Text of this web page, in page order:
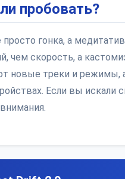
пробовать?
гонка, а
чем скорость, а
новые треки и режимы,
Если вы искали